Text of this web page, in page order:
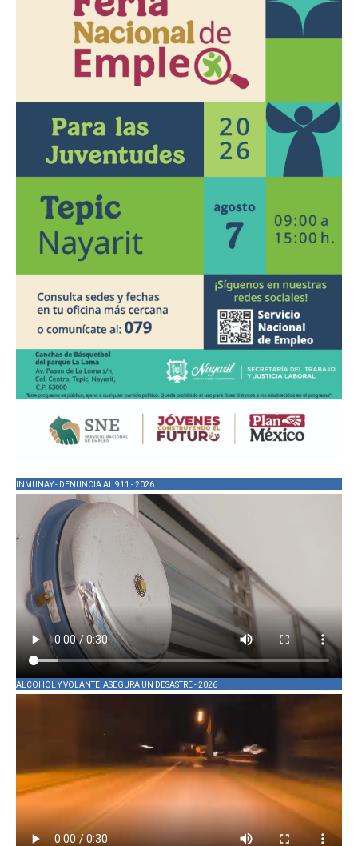
INMUNAY - DENUNCIA AL 911 - 2026
ALCOHOL Y VOLANTE, ASEGURA UN DESASTRE - 2026